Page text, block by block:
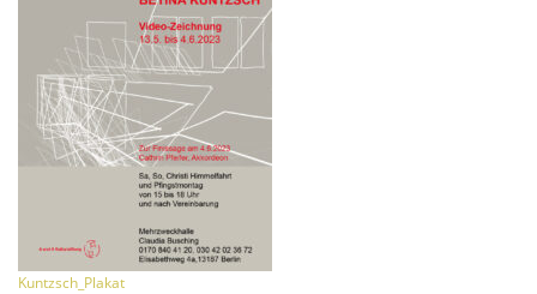
Kuntzsch_Plakat